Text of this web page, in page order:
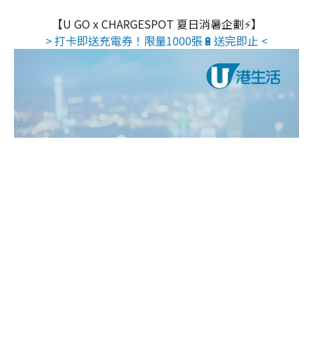
【U GO x CHARGESPOT 夏日消暑企劃⚡】
> 打卡即送充電券！限量1000張🔋送完即止 <